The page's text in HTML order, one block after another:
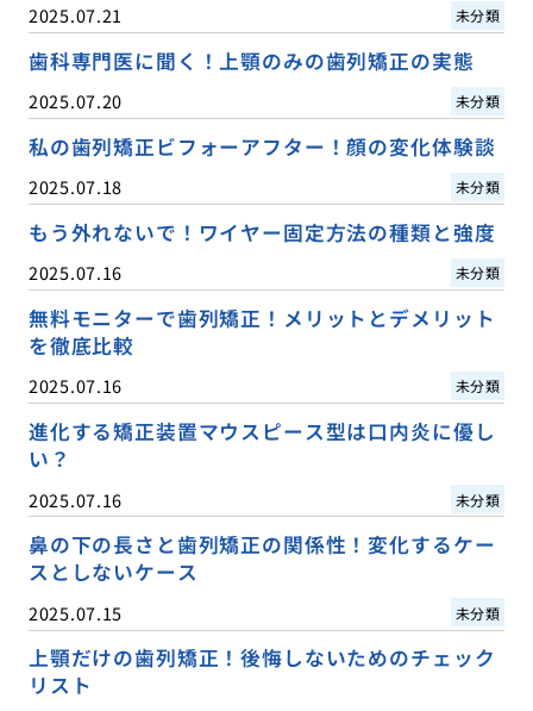
2025.07.21 未分類
歯科専門医に聞く！上顎のみの歯列矯正の実態
2025.07.20 未分類
私の歯列矯正ビフォーアフター！顔の変化体験談
2025.07.18 未分類
もう外れないで！ワイヤー固定方法の種類と強度
2025.07.16 未分類
無料モニターで歯列矯正！メリットとデメリット
を徹底比較
2025.07.16 未分類
進化する矯正装置マウスピース型は口内炎に優し
い？
2025.07.16 未分類
鼻の下の長さと歯列矯正の関係性！変化するケー
スとしないケース
2025.07.15 未分類
上顎だけの歯列矯正！後悔しないためのチェック
リスト